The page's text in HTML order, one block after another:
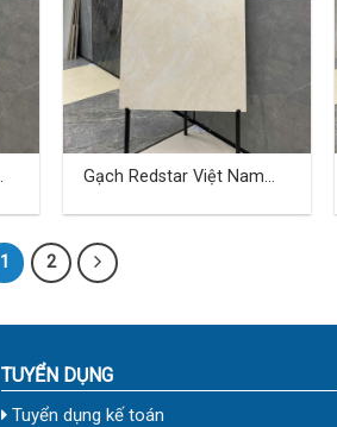
Gạch Redstar Việt Nam
1 2
TUYỂN DỤNG
Tuyển dụng kế toán